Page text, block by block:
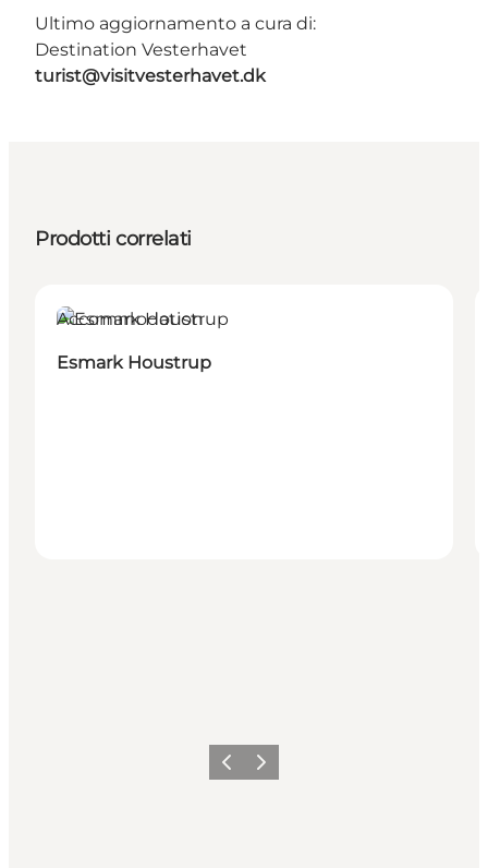
Ultimo aggiornamento a cura di:
Destination Vesterhavet
turist@visitvesterhavet.dk
Prodotti correlati
Accommodation
Esmark Houstrup
Precedente
Avanti